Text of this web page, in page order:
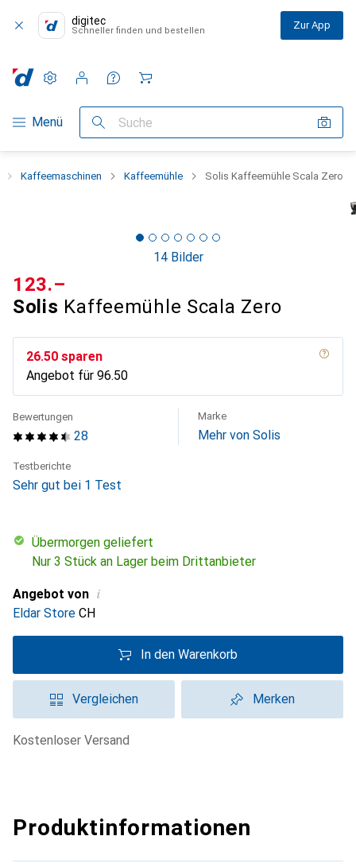
digitec
Schneller finden und bestellen Zur App
Navigation nach Kategorien
Menü Suche
Einstellungen
Kundenkonto
Vergleichslisten
Merklisten
Warenkorb
Kaffeemaschinen Kaffeemühle Solis Kaffeemühle Scala Zero
14 Bilder
Solis Kaffeemühle Scala Zero
CHF
123.–
CHF
26.50 sparen
Angebot für CHF
96.50
28
Bewertungen Marke
Mehr von Solis
Testberichte
Sehr gut bei 1 Test
übermorgen geliefert
Nur 3 Stück an Lager beim Drittanbieter
Angebot von i
Eldar Store CH
In den Warenkorb
Vergleichen Merken
kostenloser Versand
Produktinformationen